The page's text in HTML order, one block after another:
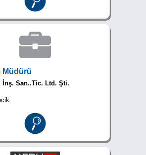
Müdürü
İnş. San..Tic. Ltd. Şti.